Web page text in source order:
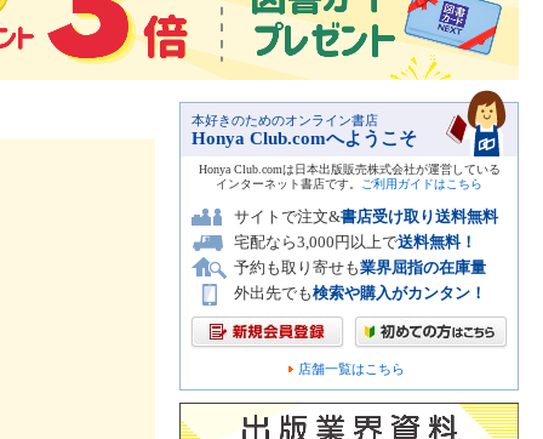
本好きのためのオンライン書店
Honya Club.comへようこそ
Honya Club.comは日本出版販売株式会社が運営している
インターネット書店です。
ご利用ガイドはこちら
サイトで注文&書店受け取り送料無料
宅配なら3,000円以上で送料無料！
予約も取り寄せも業界屈指の在庫量
外出先でも検索や購入がカンタン！
店舗一覧はこちら